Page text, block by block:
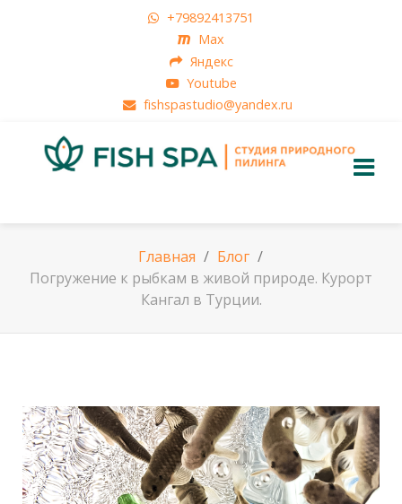
+79892413751
Max
Яндекс
Youtube
fishspastudio@yandex.ru
Главная
Блог
Погружение к рыбкам в живой природе. Курорт
Кангал в Турции.